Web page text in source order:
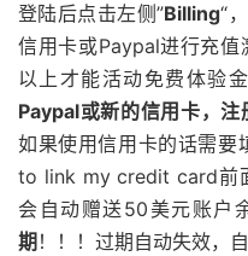
登陆后点击左侧”Billing“
信用卡或Paypal进行充
以上才能活动免费体验
Paypal或新的信用卡，注
如果使用信用卡的话需
to link my credit card前
会自动赠送50美元账户
期 ！！！过期自动失效，